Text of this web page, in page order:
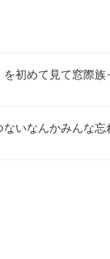
初めて見て窓際
いなんかみんな忘